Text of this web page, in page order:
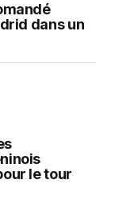
dans un
le tour